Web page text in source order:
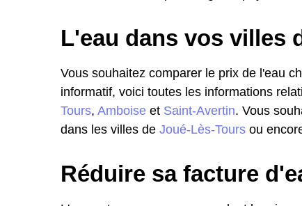
L'eau dans vos villes
Vous souhaitez comparer le prix de l'eau
informatif, voici toutes les informations
Tours, Amboise et Saint-Avertin. Vous
dans les villes de Joué-Lès-Tours ou
Réduire sa facture